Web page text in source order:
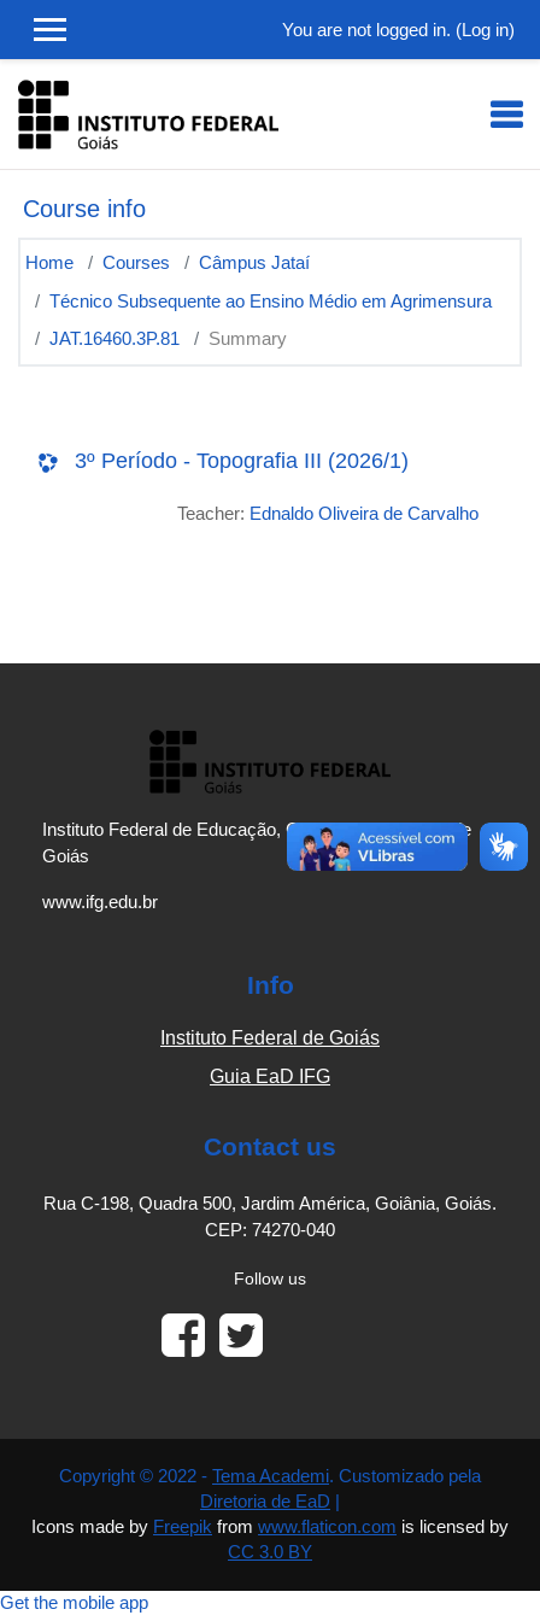
You are not logged in. (Log in)
Course info
Home Courses
Câmpus Jataí
Técnico Subsequente ao Ensino Médio em Agrimensura
JAT.16460.3P.81
Summary
3º Período - Topografia III (2026/1)
Teacher: Ednaldo Oliveira de Carvalho
Instituto Federal de Educação, Ciência e Tecnologia de
Goiás
www.ifg.edu.br
Info
Instituto Federal de Goiás
Guia EaD IFG
Contact us
Rua C-198, Quadra 500, Jardim América, Goiânia, Goiás.
CEP: 74270-040
Follow us
Copyright © 2022 - Tema Academi. Customizado pela
Diretoria de EaD
Icons made by Freepik from www.flaticon.com is licensed by
CC 3.0 BY
Get the mobile app